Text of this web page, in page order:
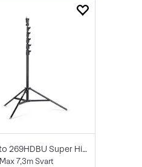
Manfrotto 269HDBU Super High Stand
7,3m Svart